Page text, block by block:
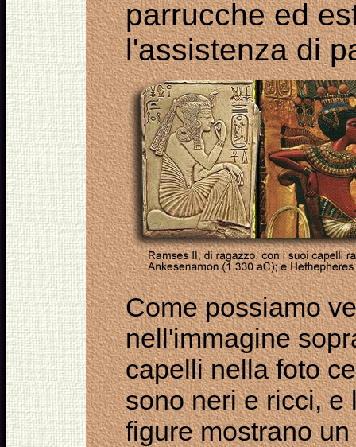
parrucche ed
l'assistenza di
Come possiamo
nell'immagine
capelli nella foto
sono neri e ricci, e
figure mostrano